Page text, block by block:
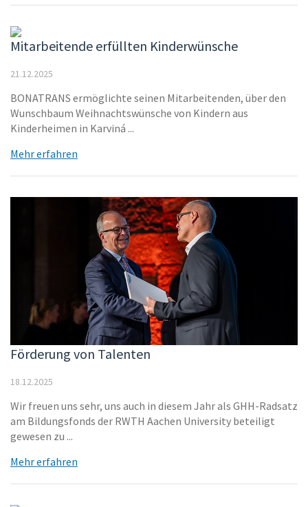
Mitarbeitende erfüllten Kinderwünsche
21.12.2025
BONATRANS ermöglichte seinen Mitarbeitenden, über den
Wunschbaum Weihnachtswünsche von Kindern aus
Kinderheimen in Karviná ...
Mehr erfahren
Förderung von Talenten
18.12.2025
Wir freuen uns sehr, uns auch in diesem Jahr als GHH-Radsatz
am Bildungsfonds der RWTH Aachen University beteiligt
gewesen zu ...
Mehr erfahren